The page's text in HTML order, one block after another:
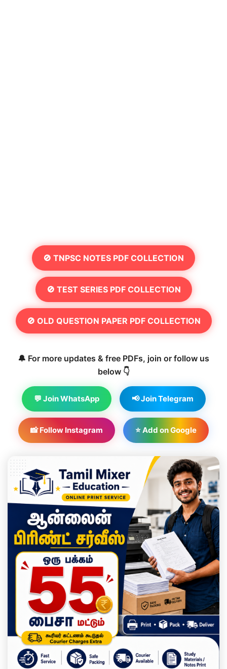
🚫 TNPSC NOTES PDF COLLECTION
🚫 TEST SERIES PDF COLLECTION
🚫 OLD QUESTION PAPER PDF COLLECTION
🔔 For more updates & free PDFs, join or follow us
below 👇
💬 Join WhatsApp 📢 Join Telegram
📸 Follow Instagram ⭐ Add on Google